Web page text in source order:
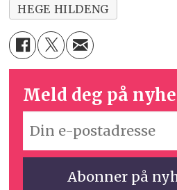
HEGE HILDENG
Meld deg på